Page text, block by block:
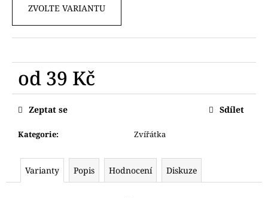
ZVOLTE VARIANTU
od 39 Kč
Měrná
cena:
Kategorie: Zvířátka
Zeptat se Sdílet
Varianty Popis Hodnocení Diskuze
j
e
e
SNĚHULÁK
64